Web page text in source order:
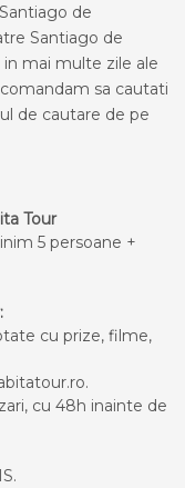
de
Santiago de
in mai multe zile ale
sa cautati
de cautare de pe
Tour
5 persoane +
cu prize, filme,
cu 48h inainte de